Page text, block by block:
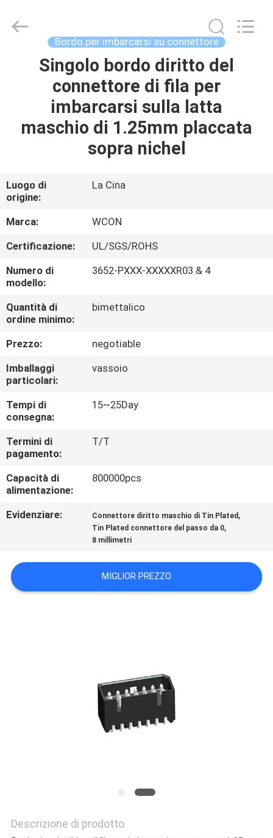
CASA
PRODOTTI
GIRO
DELLA
FABBRICA
CONTROLLO
DI
QUALITÀ
CONTATTICI
RICHIEDA
UNA
CITAZIONE
MAPPA
SITO
PRIVACY
POLICY
GUANGDONG)
Bordo per imbarcarsi su connettore
Singolo bordo diritto del
connettore di fila per
imbarcarsi sulla latta
maschio di 1.25mm placcata
sopra nichel
Luogo di
origine:
La Cina
Marca:
WCON
Certificazione:
UL/SGS/ROHS
Numero di
modello:
3652-PXXX-XXXXXR03 & 4
Quantità di
ordine minimo:
bimettalico
Prezzo:
negotiable
Imballaggi
particolari:
vassoio
Tempi di
consegna:
15~25Day
Termini di
pagamento:
T/T
Capacità di
alimentazione:
800000pcs
Evidenziare: Connettore diritto maschio di Tin Plated ,
Tin Plated connettore del passo da 0,
8 millimetri
MIGLIOR PREZZO
Descrizione di prodotto